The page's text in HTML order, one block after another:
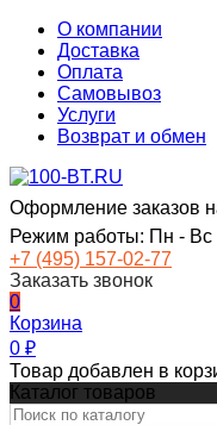
О компании
Доставка
Оплата
Самовывоз
Услуги
Возврат и обмен
Оформление заказов
Режим работы: Пн - Вс
+7 (495) 157-02-77
Заказать звонок
0
Корзина
0 ₽
Товар добавлен в
Каталог товаров